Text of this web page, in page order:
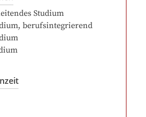
Studium
berufsintegrierend